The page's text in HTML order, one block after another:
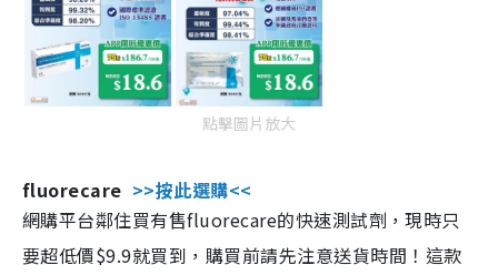
點擊圖片放大
fluorecare >>按此選購<<
網購平台鄰住買有售fluorecare的快速測試劑，現時只
要超低價$9.9就買到，購買前請先注意送貨時間！這款